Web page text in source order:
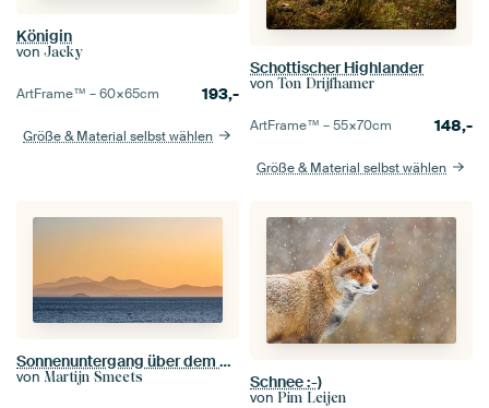
Königin
von Jacky
ArtFrame™ –60×65cm 193,-
Größe & Material selbst wählen
Schottischer Highlander
von Ton Drijfhamer
ArtFrame™ –55×70cm 148,-
Größe & Material selbst wählen
Sonnenuntergang über dem Lake Taupo, Neuseeland
von Martijn Smeets Schnee :-)
von Pim Leijen